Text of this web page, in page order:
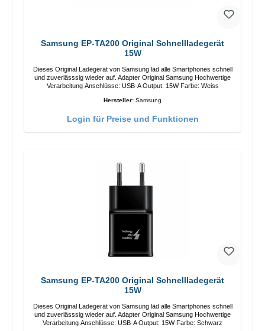
Samsung EP-TA200 Original Schnellladegerät
15W
Dieses Original Ladegerät von Samsung läd alle Smartphones schnell
und zuverlässsig wieder auf. Adapter Original Samsung Hochwertige
Verarbeitung Anschlüsse: USB-A Output: 15W Farbe: Weiss
Hersteller: Samsung
Login für Preise und Funktionen
Samsung EP-TA200 Original Schnellladegerät
15W
Dieses Original Ladegerät von Samsung läd alle Smartphones schnell
und zuverlässsig wieder auf. Adapter Original Samsung Hochwertige
Verarbeitung Anschlüsse: USB-A Output: 15W Farbe: Schwarz